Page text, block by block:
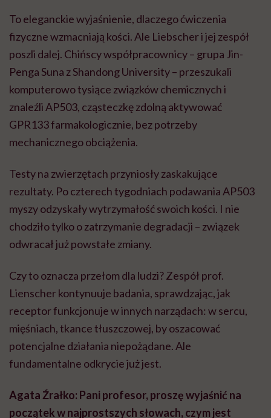
To eleganckie wyjaśnienie, dlaczego ćwiczenia
fizyczne wzmacniają kości. Ale Liebscher i jej zespół
poszli dalej. Chińscy współpracownicy – grupa Jin-
Penga Suna z Shandong University – przeszukali
komputerowo tysiące związków chemicznych i
znaleźli AP503, cząsteczkę zdolną aktywować
GPR133 farmakologicznie, bez potrzeby
mechanicznego obciążenia.
Testy na zwierzętach przyniosły zaskakujące
rezultaty. Po czterech tygodniach podawania AP503
myszy odzyskały wytrzymałość swoich kości. I nie
chodziło tylko o zatrzymanie degradacji – związek
odwracał już powstałe zmiany.
Czy to oznacza przełom dla ludzi? Zespół prof.
Lienscher kontynuuje badania, sprawdzając, jak
receptor funkcjonuje w innych narządach: w sercu,
mięśniach, tkance tłuszczowej, by oszacować
potencjalne działania niepożądane. Ale
fundamentalne odkrycie już jest.
Agata Źrałko: Pani profesor, proszę wyjaśnić na
początek w najprostszych słowach, czym jest